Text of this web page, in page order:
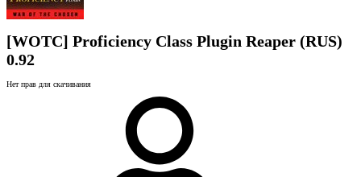
[WOTC] Proficiency Class Plugin Reaper (RUS)
0.92
Нет прав для скачивания